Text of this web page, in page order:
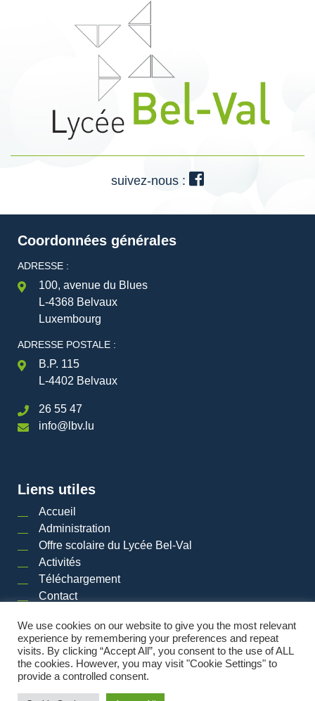
suivez-nous :
Coordonnées générales
ADRESSE :
100, avenue du Blues
L-4368 Belvaux
Luxembourg
ADRESSE POSTALE :
B.P. 115
L-4402 Belvaux
26 55 47
info@lbv.lu
Liens utiles
Accueil
Administration
Offre scolaire du Lycée Bel-Val
Activités
Téléchargement
Contact
2026 © LYCéE BEL-VAL | Tous droits réservés |Mentions légales| Plan du site
Powered by
We use cookies on our website to give you the most relevant
experience by remembering your preferences and repeat
visits. By clicking “Accept All”, you consent to the use of ALL
the cookies. However, you may visit "Cookie Settings" to
provide a controlled consent.